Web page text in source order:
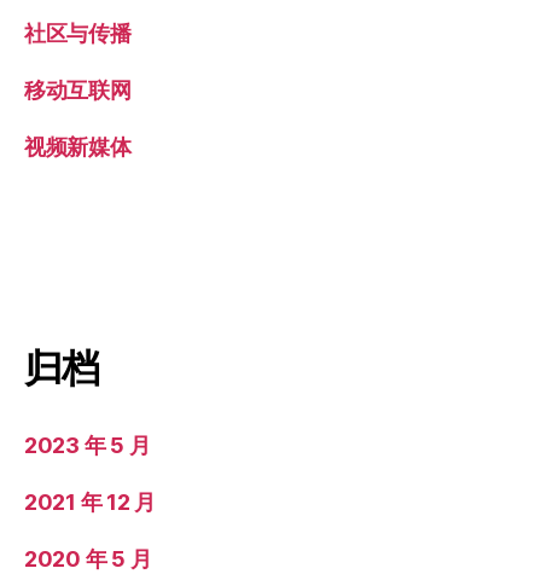
社区与传播
移动互联网
视频新媒体
归档
2023 年 5 月
2021 年 12 月
2020 年 5 月